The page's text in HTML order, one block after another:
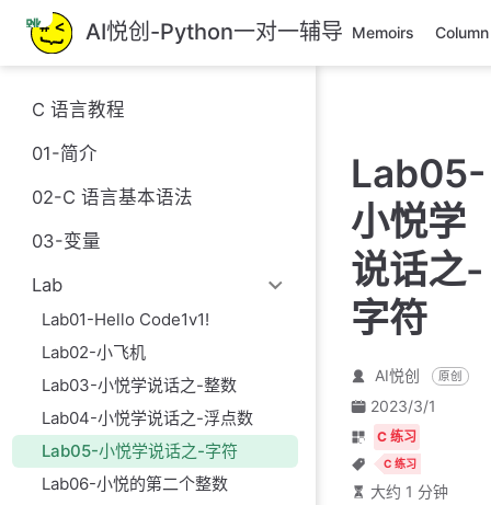
跳
至
主
內
AI悦创-Python一对一辅导 Memoirs Column
C 语言教程
01-简介
02-C 语言基本语法
03-变量
Lab
Lab01-Hello Code1v1!
Lab02-小飞机
Lab03-小悦学说话之-整数
Lab04-小悦学说话之-浮点数
Lab05-小悦学说话之-字符
Lab06-小悦的第二个整数
Lab05-
小悦学
说话之-
字符
AI悦创 原创
2023/3/1
C 练习
C 练习
大约 1 分钟